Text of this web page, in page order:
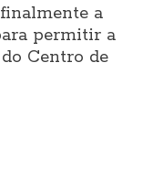
a
permitir a
Centro de